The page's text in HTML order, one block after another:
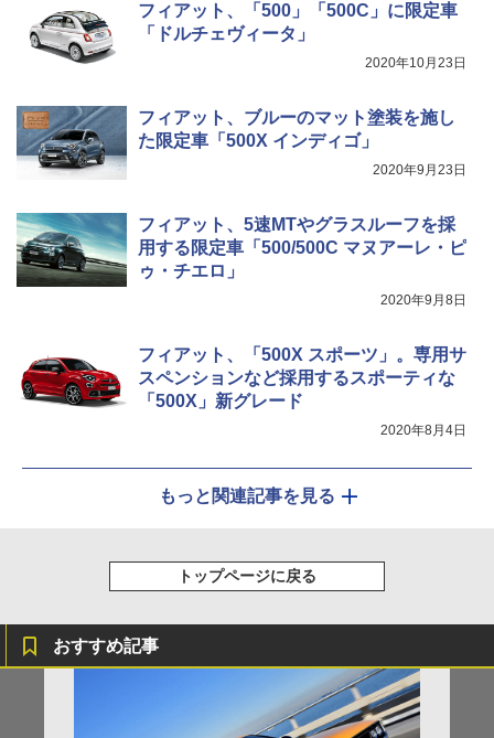
フィアット、「500」「500C」に限定車
「ドルチェヴィータ」
2020年10月23日
フィアット、ブルーのマット塗装を施し
た限定車「500X インディゴ」
2020年9月23日
フィアット、5速MTやグラスルーフを採
用する限定車「500/500C マヌアーレ・ピ
ゥ・チエロ」
2020年9月8日
フィアット、「500X スポーツ」。専用サ
スペンションなど採用するスポーティな
「500X」新グレード
2020年8月4日
もっと関連記事を見る
トップページに戻る
おすすめ記事